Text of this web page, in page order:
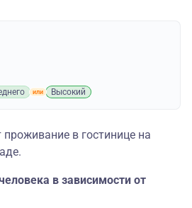
Высокий
в гостинице на
в зависимости от